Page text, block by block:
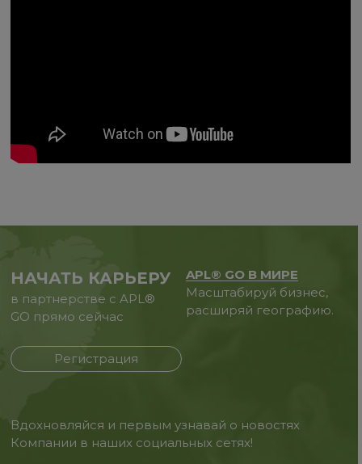
НАЧАТЬ КАРЬЕРУ
в партнерстве с APL®
GO прямо сейчас
Регистрация
APL® GO В МИРЕ
Масштабируй бизнес,
расширяй географию.
Вдохновляйся и первым узнавай о новостях
Компании в наших социальных сетях!